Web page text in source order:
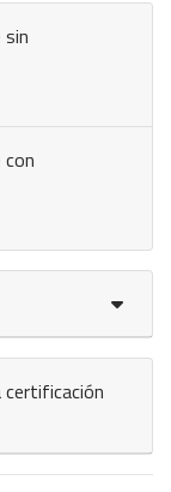
certificación